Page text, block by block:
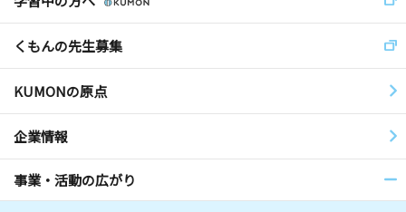
くもんの先生募集
KUMONの原点
企業情報
事業・活動の広がり